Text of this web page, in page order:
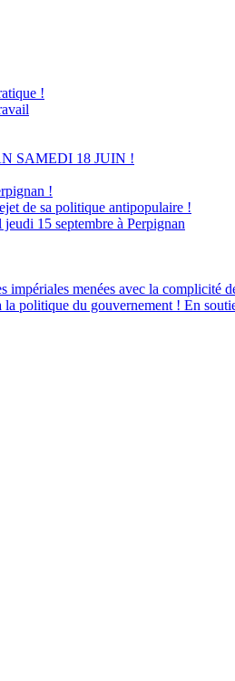
!
SAMEDI 18 JUIN !
!
de sa politique antipopulaire !
15 septembre à Perpignan
impériales menées avec la complicité
politique du gouvernement ! En